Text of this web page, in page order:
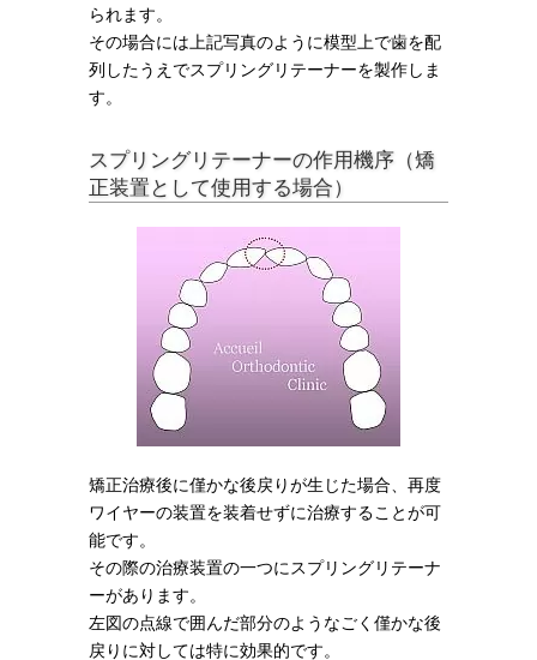
られます。
その場合には上記写真のように模型上で歯を配
列したうえでスプリングリテーナーを製作しま
す。
スプリングリテーナーの作用機序（矯
正装置として使用する場合）
矯正治療後に僅かな後戻りが生じた場合、再度
ワイヤーの装置を装着せずに治療することが可
能です。
その際の治療装置の一つにスプリングリテーナ
ーがあります。
左図の点線で囲んだ部分のようなごく僅かな後
戻りに対しては特に効果的です。